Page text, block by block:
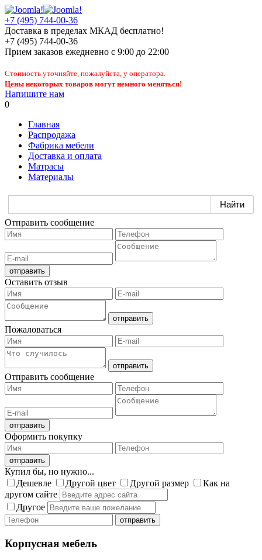
+7 (495) 744-00-36
Доставка в пределах МКАД бесплатно!
+7 (495) 744-00-36
Прием заказов ежедневно с 9:00 до 22:00
Стоимость уточняйте, пожалуйста, у оператора.
Цены некоторых товаров могут немного меняться!
Напишите нам
0
Главная
Распродажа
Фабрика мебели
Доставка и оплата
Матрасы
Материалы
Отправить сообщение
Оставить отзыв
Пожаловаться
Отправить сообщение
Оформить покупку
Купил бы, но нужно...
Дешевле
Другой цвет Другой размер
Как на
другом сайте
Другое
Корпусная мебель